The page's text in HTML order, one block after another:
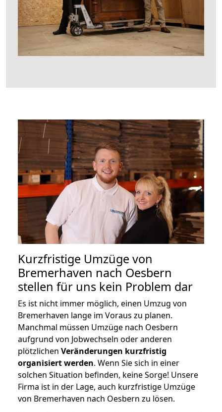
Kurzfristige Umzüge von
Bremerhaven nach Oesbern
stellen für uns kein Problem dar
Es ist nicht immer möglich, einen Umzug von
Bremerhaven lange im Voraus zu planen.
Manchmal müssen Umzüge nach Oesbern
aufgrund von Jobwechseln oder anderen
plötzlichen Veränderungen kurzfristig
organisiert werden. Wenn Sie sich in einer
solchen Situation befinden, keine Sorge! Unsere
Firma ist in der Lage, auch kurzfristige Umzüge
von Bremerhaven nach Oesbern zu lösen.